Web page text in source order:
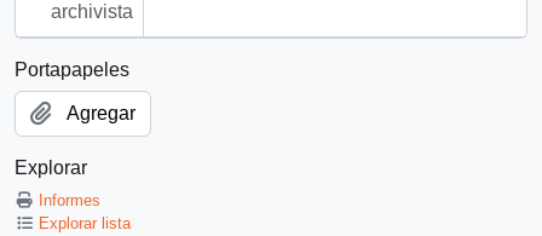
archivista
Portapapeles
Agregar
Explorar
Informes
Explorar lista